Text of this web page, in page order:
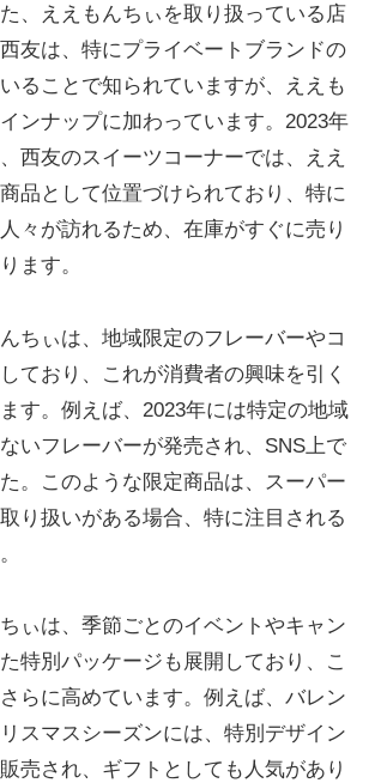
、ええもんちぃを取り扱っている店
友は、特にプライベートブランドの
ることで知られていますが、ええも
ンナップに加わっています。2023年
西友のスイーツコーナーでは、ええ
品として位置づけられており、特に
々が訪れるため、在庫がすぐに売り
ます。
ちぃは、地域限定のフレーバーやコ
ており、これが消費者の興味を引く
す。例えば、2023年には特定の地域
いフレーバーが発売され、SNS上で
。このような限定商品は、スーパー
り扱いがある場合、特に注目される
ぃは、季節ごとのイベントやキャン
特別パッケージも展開しており、こ
らに高めています。例えば、バレン
スマスシーズンには、特別デザイン
売され、ギフトとしても人気があり